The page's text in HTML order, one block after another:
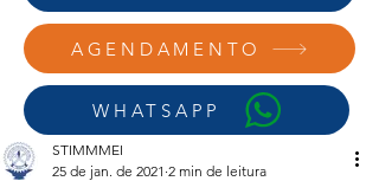
AGENDAMENTO
WHATSAPP
STIMMMEI
25 de jan. de 2021 2 min de leitura